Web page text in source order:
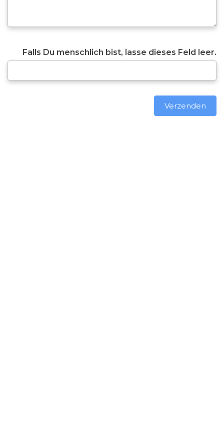
Falls Du menschlich bist, lasse dieses Feld leer.
Verzenden